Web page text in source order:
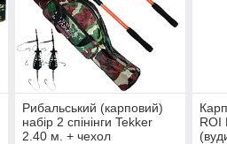
Рибальський (карповий)
набір 2 спінінги Tekker
2.40 м. + чехол
ROI